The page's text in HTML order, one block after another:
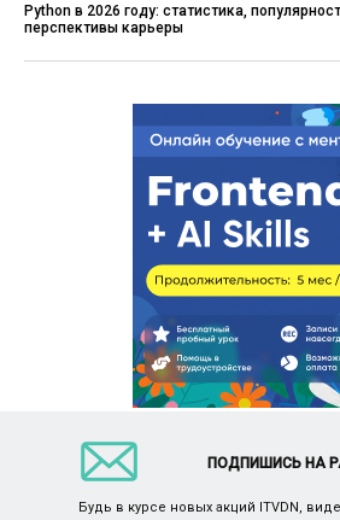
Python в 2026 году: статистика,
перспективы карьеры
ПОДПИШИСЬ НА
Будь в курсе новых акций ITVDN,